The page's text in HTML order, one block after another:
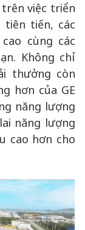
việc triển
tiên tiến, các
cùng các
Không chỉ
thưởng còn
hơn của GE
năng lượng
năng lượng
cao hơn cho